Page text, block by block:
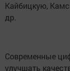
Кайбицкую,
др.
Современные
улучшать